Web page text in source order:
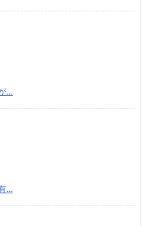
...
...